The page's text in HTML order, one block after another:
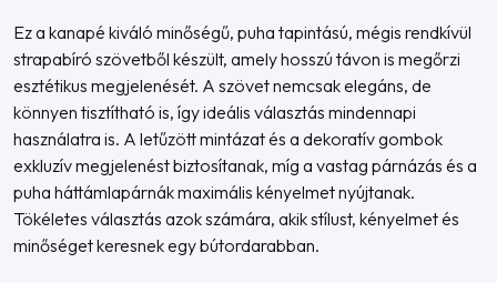
Ez a kanapé kiváló minőségű, puha tapintású, mégis rendkívül
strapabíró szövetből készült, amely hosszú távon is megőrzi
esztétikus megjelenését. A szövet nemcsak elegáns, de
könnyen tisztítható is, így ideális választás mindennapi
használatra is. A letűzött mintázat és a dekoratív gombok
exkluzív megjelenést biztosítanak, míg a vastag párnázás és a
puha háttámlapárnák maximális kényelmet nyújtanak.
Tökéletes választás azok számára, akik stílust, kényelmet és
minőséget keresnek egy bútordarabban.